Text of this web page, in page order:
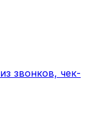
звонков, чек-